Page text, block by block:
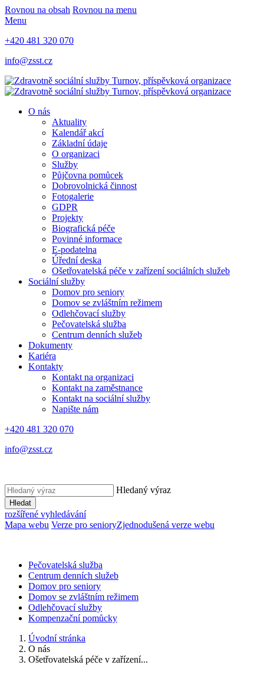
Rovnou na obsah Rovnou na menu
Menu
+420 481 320 070
info@zsst.cz
O nás
Aktuality
Kalendář akcí
Základní údaje
O organizaci
Služby
Půjčovna pomůcek
Dobrovolnická činnost
Fotogalerie
GDPR
Projekty
Biografická péče
Povinné informace
E-podatelna
Úřední deska
Ošetřovatelská péče v zařízení sociálních služeb
Sociální služby
Domov pro seniory
Domov se zvláštním režimem
Odlehčovací služby
Pečovatelská služba
Centrum denních služeb
Dokumenty
Kariéra
Kontakty
Kontakt na organizaci
Kontakt na zaměstnance
Kontakt na sociální služby
Napište nám
+420 481 320 070
info@zsst.cz
Hledaný výraz
Hledat
rozšířené vyhledávání
Mapa webu Verze pro senioryZjednodušená verze webu
Pečovatelská služba
Centrum denních služeb
Domov pro seniory
Domov se zvláštním režimem
Odlehčovací služby
Kompenzační pomůcky
Úvodní stránka
O nás
Ošetřovatelská péče v zařízení...